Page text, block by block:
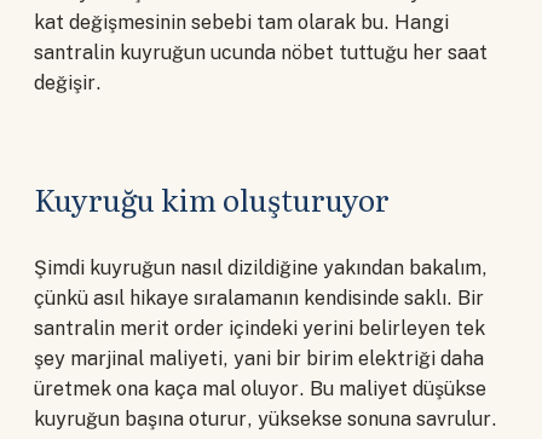
kat değişmesinin sebebi tam olarak bu. Hangi
santralin kuyruğun ucunda nöbet tuttuğu her saat
değişir.
Kuyruğu kim oluşturuyor
Şimdi kuyruğun nasıl dizildiğine yakından bakalım,
çünkü asıl hikaye sıralamanın kendisinde saklı. Bir
santralin merit order içindeki yerini belirleyen tek
şey marjinal maliyeti, yani bir birim elektriği daha
üretmek ona kaça mal oluyor. Bu maliyet düşükse
kuyruğun başına oturur, yüksekse sonuna savrulur.